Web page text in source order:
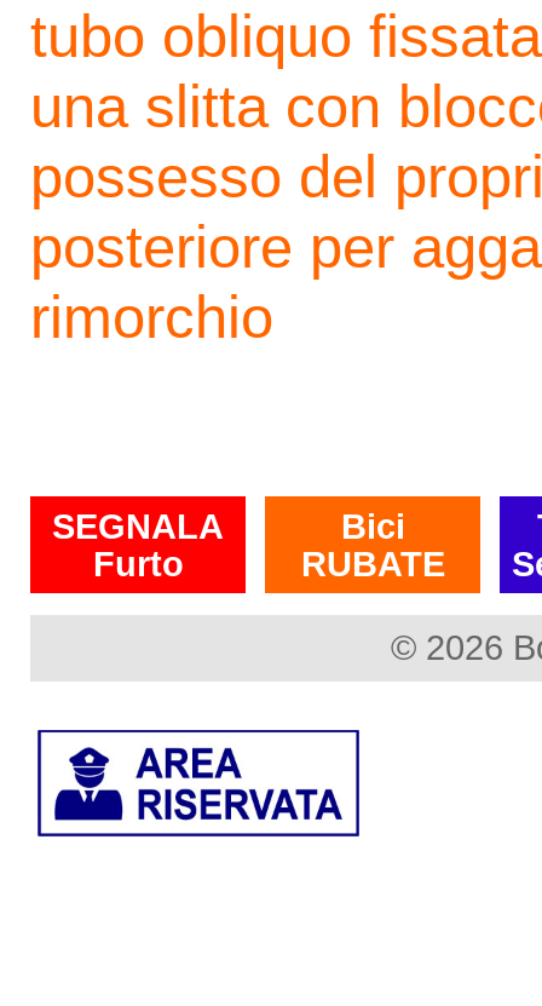
tubo obliquo
una slitta con
possesso del
posteriore per
rimorchio
SEGNALA
Furto
Bici
RUBATE
© 2026